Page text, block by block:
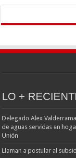
LO +
Delegado Alex
de aguas servidas en
Unión
Llaman a postular al